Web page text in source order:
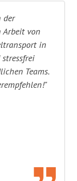
der
Arbeit von
in
Teams.